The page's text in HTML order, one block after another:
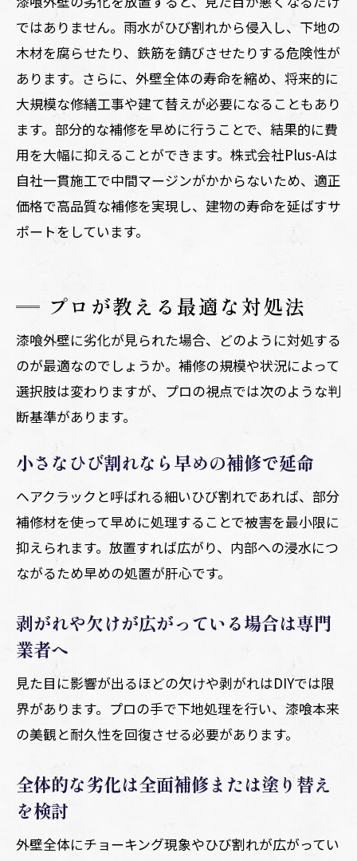
ではありません。雨水がひび割れから侵入し、下地の
木材を腐らせたり、鉄筋を錆びさせたりする危険性が
あります。さらに、外壁全体の寿命を縮め、将来的に
大規模な修繕工事や建て替えが必要になることもあり
ます。部分的な補修を早めに行うことで、結果的に費
用を大幅に抑えることができます。株式会社Plus-Aは
自社一貫施工で中間マージンがかからないため、適正
価格で高品質な補修を実現し、建物の寿命を延ばすサ
ポートをしています。
プロが教える最適な対処法
漆喰外壁に劣化が見られた場合、どのように対処する
のが最適なのでしょうか。補修の規模や状況によって
選択肢は変わりますが、プロの視点では次のような判
断基準があります。
小さなひび割れなら早めの補修で延命
ヘアクラックと呼ばれる細いひび割れであれば、部分
補修材を使って早めに処理することで被害を最小限に
抑えられます。放置すれば広がり、内部への浸水につ
ながるため早めの処置が肝心です。
剥がれや欠けが広がっている場合は専門
業者へ
見た目に影響が出るほどの欠けや剥がれはDIYでは限
界があります。プロの手で下地処理を行い、漆喰本来
の美観と耐久性を回復させる必要があります。
全体的な劣化は全面補修または塗り替え
を検討
外壁全体にチョーキング現象やひび割れが広がってい